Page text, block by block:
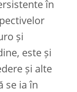
în
și
este și
și alte
se ia în